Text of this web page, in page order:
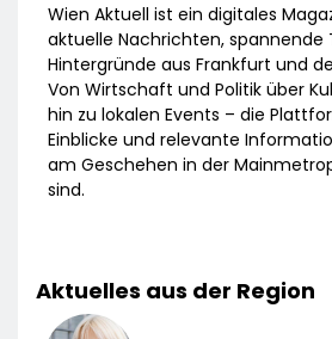
Wien Aktuell ist ein digitales
aktuelle Nachrichten, spannende
Hintergründe aus Frankfurt und
Von Wirtschaft und Politik über
hin zu lokalen Events – die
Einblicke und relevante
am Geschehen in der
sind.
Aktuelles aus der Region